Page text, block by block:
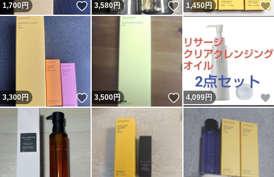
1,700円 いいね！
3,580円 いいね！
1,450円
3,300円 いいね！
3,500円 いいね！
4,099円